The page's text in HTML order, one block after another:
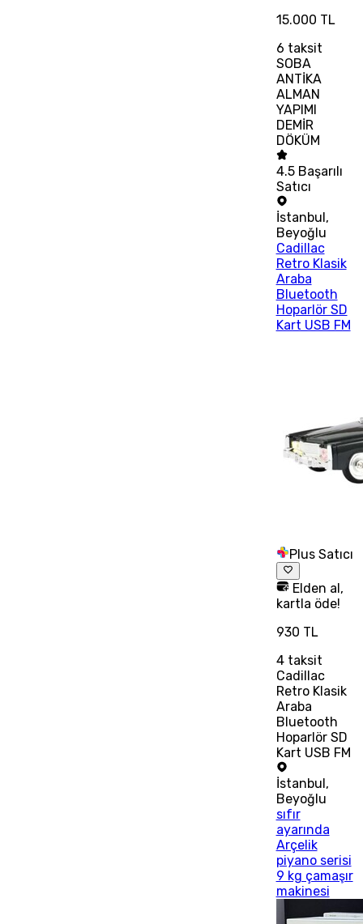
15.000 TL
6 taksit
SOBA
ANTİKA
ALMAN
YAPIMI
DEMİR
DÖKÜM
4.5 Başarılı
Satıcı
İstanbul,
Beyoğlu
Cadillac
Retro Klasik
Araba
Bluetooth
Hoparlör SD
Kart USB FM
Plus Satıcı
Elden al,
kartla öde!
930 TL
4taksit
Cadillac
Retro Klasik
Araba
Bluetooth
Hoparlör SD
Kart USB FM
İstanbul,
Beyoğlu
sıfır
ayarında
Arçelik
piyano serisi
9 kg çamaşır
makinesi